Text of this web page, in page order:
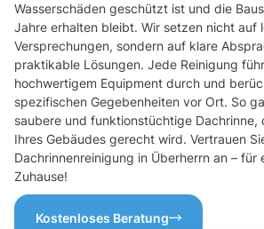
Wasserschäden geschützt ist und die
Jahre erhalten bleibt. Wir setzen nicht auf
Versprechungen, sondern auf klare
praktikable Lösungen. Jede Reinigung
hochwertigem Equipment durch und
spezifischen Gegebenheiten vor Ort. So
saubere und funktionstüchtige Dachrinne,
Ihres Gebäudes gerecht wird. Vertrauen
Dachrinnenreinigung in Überherrn an – für
Zuhause!
Kostenloses Beratung